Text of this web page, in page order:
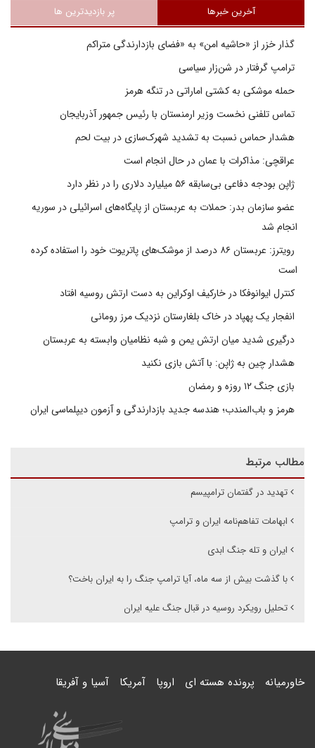
آخرین خبرها پر بازدیدترین ها
گذار خزر از «حاشیه امن» به «فضای بازدارندگی متراکم
ترامپ گرفتار در شن‌زار سیاسی
حمله موشکی به کشتی اماراتی در تنگه هرمز
تماس تلفنی نخست وزیر ارمنستان با رئیس جمهور آذربایجان
هشدار حماس نسبت به تشدید شهرک‌سازی در بیت‌ لحم
عراقچی: مذاکرات با عمان در حال انجام است
ژاپن بودجه دفاعی بی‌سابقه ۵۶ میلیارد دلاری را در نظر دارد
عضو سازمان بدر: حملات به عربستان از پایگاه‌های اسرائیلی در سوریه
انجام شد
رویترز: عربستان ۸۶ درصد از موشک‌های پاتریوت خود را استفاده کرده
است
کنترل ایوانوفکا در خارکیف اوکراین به دست ارتش روسیه افتاد
انفجار یک پهپاد در خاک بلغارستان نزدیک مرز رومانی
درگیری شدید میان ارتش یمن و شبه نظامیان وابسته به عربستان
هشدار چین به ژاپن: با آتش بازی نکنید
بازی جنگ ۱۲ روزه و رمضان
هرمز و باب‌المندب؛ هندسه جدید بازدارندگی و آزمون دیپلماسی ایران
مطالب مرتبط
تهدید در گفتمان ترامپیسم
ابهامات تفاهم‌نامه ایران و ترامپ
ایران و تله جنگ ابدی
با گذشت بیش از سه ماه، آیا ترامپ جنگ را به ایران باخت؟
تحلیل رویکرد روسیه در قبال جنگ علیه ایران
خاورمیانه پرونده هسته ای اروپا آمریکا آسیا و آفریقا